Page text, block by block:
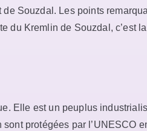
Souzdal. Les points
du Kremlin de Souzdal, c’est
Elle est un peuplus
protégées par l’UNESCO